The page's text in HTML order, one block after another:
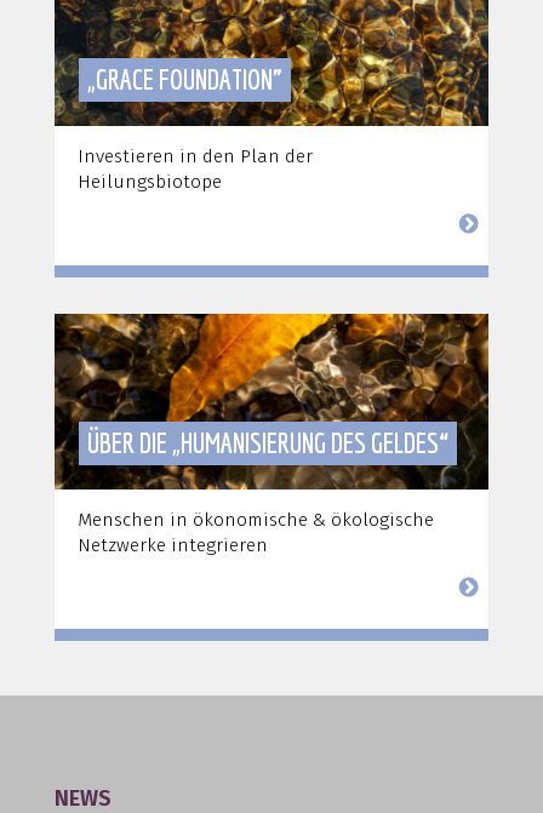
„GRACE FOUNDATION"
Investieren in den Plan der
Heilungsbiotope
ÜBER DIE „HUMANISIERUNG DES GELDES“
Menschen in ökonomische & ökologische
Netzwerke integrieren
NEWS